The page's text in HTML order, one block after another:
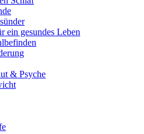
ein gesundes Leben
& Psyche